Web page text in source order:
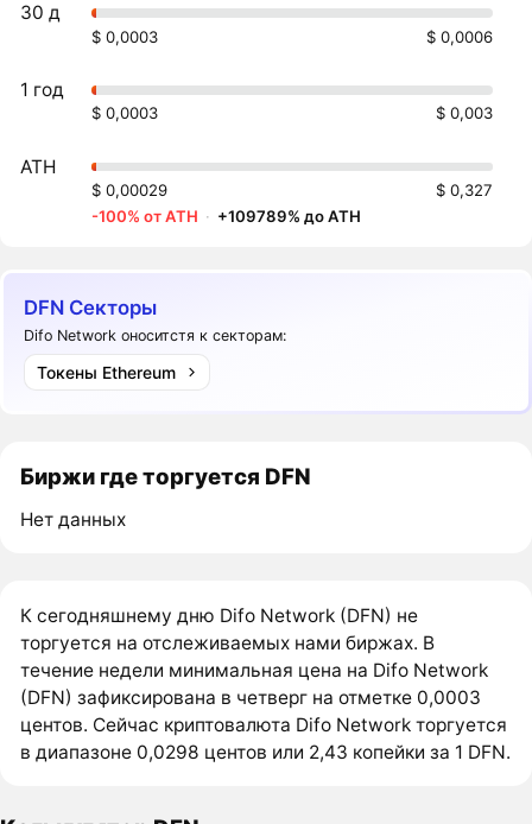
30 д
$ 0,0003 $ 0,0006
1 год
$ 0,0003 $ 0,003
ATH
$ 0,00029
$ 0,327
-100% от ATH · +109789% до ATH
DFN Секторы
Difo Network оноситстя к секторам:
Токены Ethereum
Биржи где торгуется DFN
Нет данных
К сегодняшнему дню Difo Network (DFN) не
торгуется на отслеживаемых нами биржах. В
течение недели минимальная цена на Difo Network
(DFN) зафиксирована в четверг на отметке 0,0003
центов. Сейчас криптовалюта Difo Network торгуется
в диапазоне 0,0298 центов или 2,43 копейки за 1 DFN.